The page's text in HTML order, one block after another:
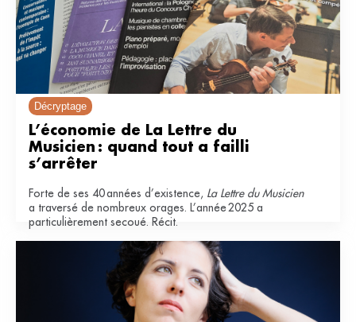
Décryptage
L’économie de La Lettre du
Musicien : quand tout a failli
s’arrêter
Forte de ses 40 années d’existence, La Lettre du Musicien
a traversé de nombreux orages. L’année 2025 a
particulièrement secoué. Récit.